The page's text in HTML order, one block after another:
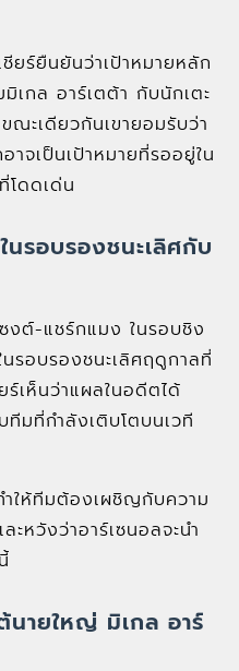
ยร์ยืนยันว่าเป้าหมายหลัก
เกล อาร์เตต้า กับนักเตะ
ณะเดียวกันเขายอมรับว่า
าจเป็นเป้าหมายที่รออยู่ใน
โดดเด่น
นรอบรองชนะเลิศกับ
งต์-แชร์กแมง ในรอบชิง
รอบรองชนะเลิศฤดูกาลที่
เห็นว่าแผลในอดีตได้
มที่กำลังเติบโตบนเวที
ำให้ทีมต้องเผชิญกับความ
หวังว่าอาร์เซนอลจะนำ
ายใหญ่ มิเกล อาร์